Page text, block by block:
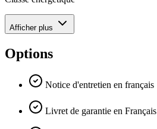
Afficher plus
Options
Notice d'entretien en français
Livret de garantie en Français